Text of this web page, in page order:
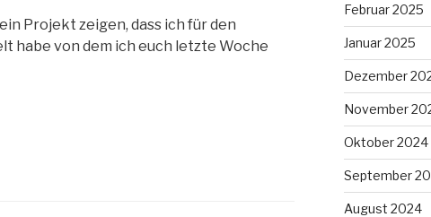
Projekt zeigen, dass ich für den
habe von dem ich euch letzte Woche
Februar 2025
Januar 2025
Dezember
November
Oktober 2024
September
August 2024